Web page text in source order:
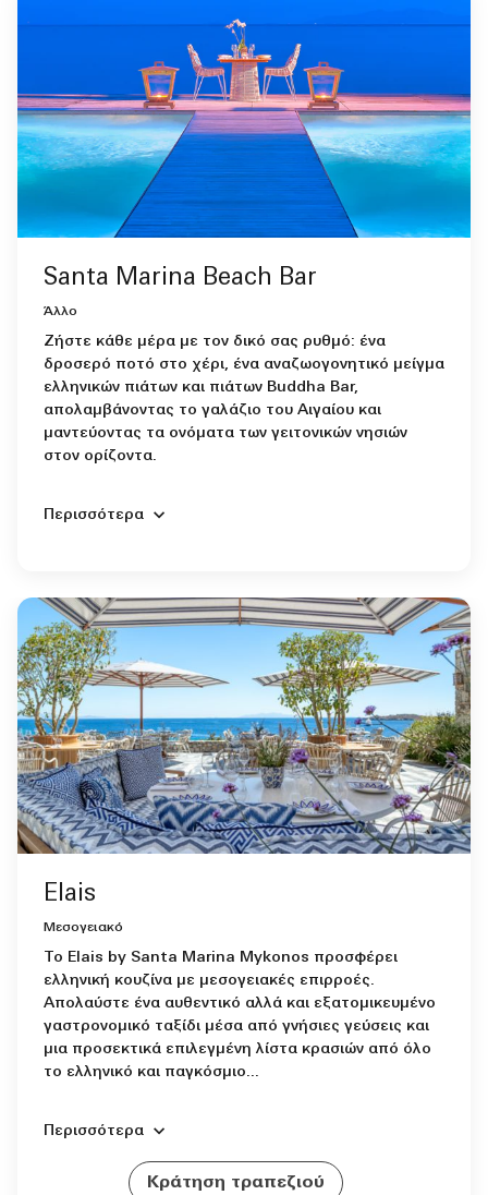
Santa Marina Beach Bar
Άλλο
Ζήστε κάθε μέρα με τον δικό σας ρυθμό: ένα
δροσερό ποτό στο χέρι, ένα αναζωογονητικό μείγμα
ελληνικών πιάτων και πιάτων Buddha Bar,
απολαμβάνοντας το γαλάζιο του Αιγαίου και
μαντεύοντας τα ονόματα των γειτονικών νησιών
στον ορίζοντα.
Περισσότερα
Elais
Μεσογειακό
Το Elais by Santa Marina Mykonos προσφέρει
ελληνική κουζίνα με μεσογειακές επιρροές.
Απολαύστε ένα αυθεντικό αλλά και εξατομικευμένο
γαστρονομικό ταξίδι μέσα από γνήσιες γεύσεις και
μια προσεκτικά επιλεγμένη λίστα κρασιών από όλο
το ελληνικό και παγκόσμιο...
Περισσότερα
Κράτηση τραπεζιού